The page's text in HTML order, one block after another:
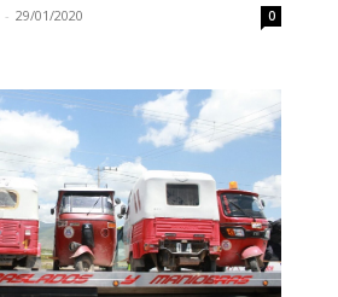
- 29/01/2020 0